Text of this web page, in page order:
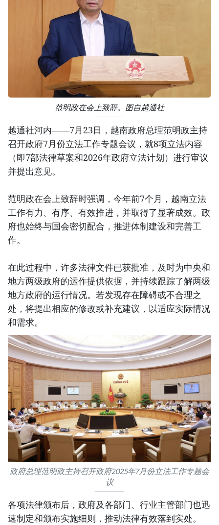
范明政在会上致辞。图自越通社
越通社河内——7月23日，越南政府总理范明政主持
召开政府7月份立法工作专题会议，就8项立法内容
（即7部法律草案和2026年政府立法计划）进行审议
并提出意见。
范明政在会上致辞时强调，今年前7个月，越南立法
工作有力、有序、有效推进，并取得了显著成效。政
府也始终与国会密切配合，推进体制建设和完善工
作。
在此过程中，许多法律文件已获批准，及时为中央和
地方两级政府的运作提供依据，并持续跟踪了解两级
地方政府的运行情况。若发现存在障碍或不合理之
处，将提出相应的修改或补充建议，以适应实际情况
和需求。
政府总理范明政主持召开政府2025年7月份立法工作专题会
议
各项法律颁布后，政府及各部门、行业主管部门也迅
速制定和颁布实施细则，推动法律有效落到实处。